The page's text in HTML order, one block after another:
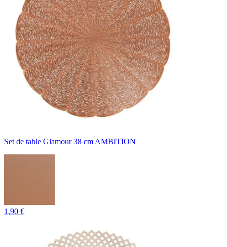
Set de table Glamour 38 cm AMBITION
1,90 €